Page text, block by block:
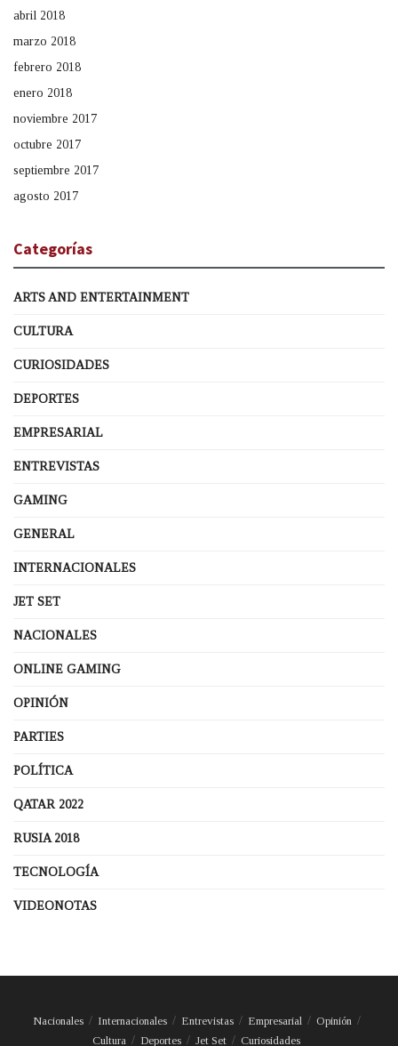
abril 2018
marzo 2018
febrero 2018
enero 2018
noviembre 2017
octubre 2017
septiembre 2017
agosto 2017
Categorías
ARTS AND ENTERTAINMENT
CULTURA
CURIOSIDADES
DEPORTES
EMPRESARIAL
ENTREVISTAS
GAMING
GENERAL
INTERNACIONALES
JET SET
NACIONALES
ONLINE GAMING
OPINIÓN
PARTIES
POLÍTICA
QATAR 2022
RUSIA 2018
TECNOLOGÍA
VIDEONOTAS
Nacionales Internacionales Entrevistas Empresarial
Opinión
Cultura
Deportes Jet Set Curiosidades